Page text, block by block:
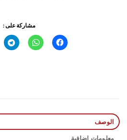
مشاركة على :
الوصف
معلومات إضافية